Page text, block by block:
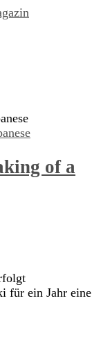
of a
für ein Jahr eine